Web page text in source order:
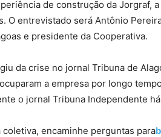
de construção da Jorgraf,
O entrevistado será Antônio
e presidente da Cooperativa.
da crise no jornal Tribuna de
a empresa por longo
o jornal Tribuna Independente
coletiva, encaminhe perguntas para